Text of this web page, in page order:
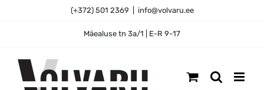
(+372) 501 2369 info@volvaru.ee
Mäealuse tn 3a/1 | E-R 9-17